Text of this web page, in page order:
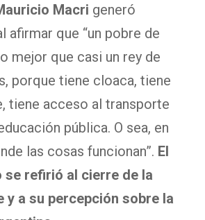
Macri generó
afirmar que “un pobre de
mejor que casi un rey de
porque tiene cloaca, tiene
tiene acceso al transporte
pública. O sea, en
las cosas funcionan”. El
se refirió al cierre de la
y a su percepción sobre la